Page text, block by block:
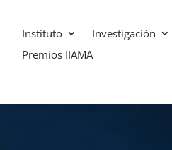
Instituto Investigación
Premios IIAMA